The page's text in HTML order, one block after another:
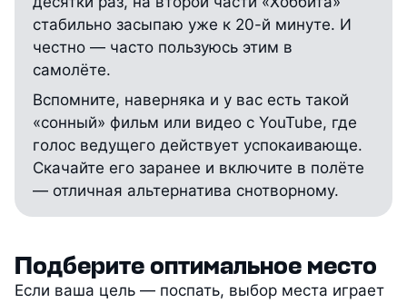
стабильно засыпаю уже к 20-й минуте. И
честно — часто пользуюсь этим в
самолёте.
Вспомните, наверняка и у вас есть такой
«сонный» фильм или видео с YouTube, где
голос ведущего действует успокаивающе.
Скачайте его заранее и включите в полёте
— отличная альтернатива снотворному.
Подберите оптимальное место
Если ваша цель — поспать, выбор места играет